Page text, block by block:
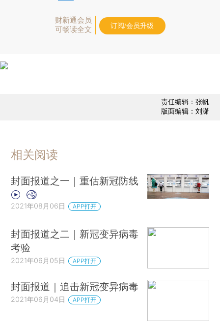
财新通会员
可畅读全文
订阅/会员升级
责任编辑：张帆
版面编辑：刘潇
相关阅读
封面报道之一｜重估新冠防线
2021年08月06日 APP打开
封面报道之二｜新冠变异病毒
考验
2021年06月05日 APP打开
封面报道｜追击新冠变异病毒
2021年06月04日 APP打开